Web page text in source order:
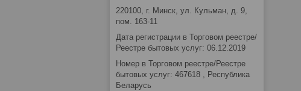
220100, г. Минск, ул. Кульман, д. 9,
пом. 163-11
Дата регистрации в Торговом реестре/
Реестре бытовых услуг: 06.12.2019
Номер в Торговом реестре/Реестре
бытовых услуг: 467618 , Республика
Беларусь